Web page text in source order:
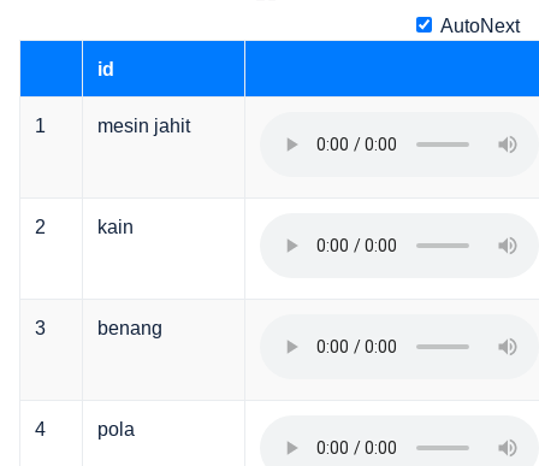
AutoNext
id
1 mesin jahit
2 kain
3 benang
4 pola